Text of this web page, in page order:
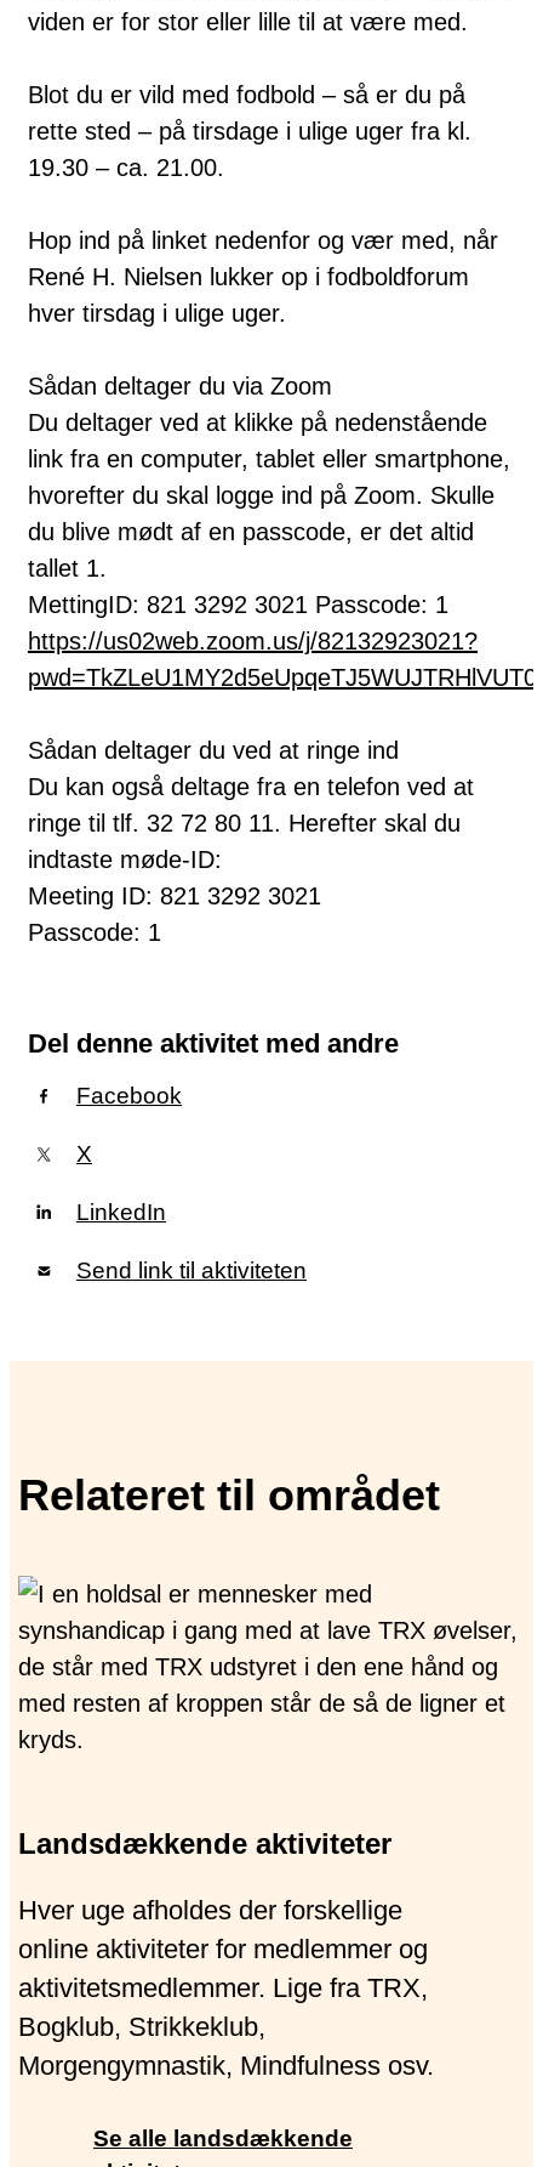
viden er for stor eller lille til at være med.
Blot du er vild med fodbold – så er du på
rette sted – på tirsdage i ulige uger fra kl.
19.30 – ca. 21.00.
Hop ind på linket nedenfor og vær med, når
René H. Nielsen lukker op i fodboldforum
hver tirsdag i ulige uger.
Sådan deltager du via Zoom
Du deltager ved at klikke på nedenstående
link fra en computer, tablet eller smartphone,
hvorefter du skal logge ind på Zoom. Skulle
du blive mødt af en passcode, er det altid
tallet 1.
MettingID: 821 3292 3021 Passcode: 1
https://us02web.zoom.us/j/82132923021?
Sådan deltager du ved at ringe ind
Du kan også deltage fra en telefon ved at
ringe til tlf. 32 72 80 11. Herefter skal du
indtaste møde-ID:
Meeting ID: 821 3292 3021
Passcode: 1
Del denne aktivitet med andre
Facebook
X
LinkedIn
Send link til aktiviteten
Relateret til området
Landsdækkende aktiviteter
Hver uge afholdes der forskellige
online aktiviteter for medlemmer og
aktivitetsmedlemmer. Lige fra TRX,
Bogklub, Strikkeklub,
Morgengymnastik, Mindfulness osv.
Se alle landsdækkende